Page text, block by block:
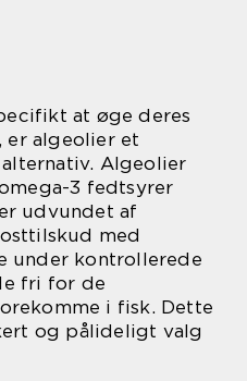
at øge deres
er algeolier et
Algeolier
3 fedtsyrer
udvundet af
med
under kontrollerede
fri for de
i fisk. Dette
og pålideligt valg